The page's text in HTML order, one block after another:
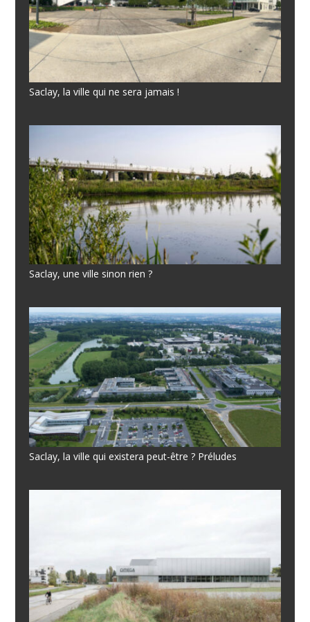
Saclay, la ville qui ne sera jamais !
Saclay, une ville sinon rien ?
Saclay, la ville qui existera peut-être ? Préludes